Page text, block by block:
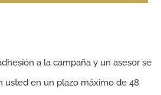
a la campaña y un asesor se
usted en un plazo máximo de 48